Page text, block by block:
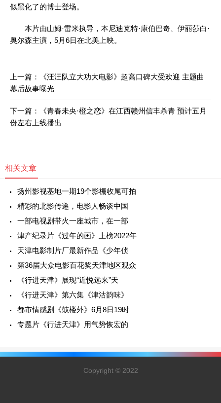
似黑化了的博士登场。
本片由山姆·雷米执导，本尼迪克特·康伯巴奇、伊丽莎白·
奥尔森主演，5月6日在北美上映。
上一篇：
《汪汪队立大功大电影》超高口碑大受欢迎 主题曲
幕后故事曝光
下一篇：
《青春未央·橙之恋》在江西赣州信丰杀青 预计五月
份左右上线播出
相关文章
扬州影视基地一期19个影棚收尾可拍
精彩的北影传递，电影人畅谈中国
一部电视剧带火一座城市，在一部
津产纪录片《过年的画》上榜2022年
天津电影制片厂最新作品《少年侦
第36届大众电影百花奖天津地区观众
《行进天津》展现“近悦远来”天
《行进天津》第六集《津沽韵味》
都市情感剧《鼓楼外》6月8日19时
专题片《行进天津》用气势恢宏的
Copyright © 2022